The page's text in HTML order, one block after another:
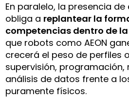
En paralelo, la presencia
obliga a replantear la
competencias dentro de
que robots como AEON
crecerá el peso de perfiles
supervisión,
análisis de datos frente a
puramente físicos.